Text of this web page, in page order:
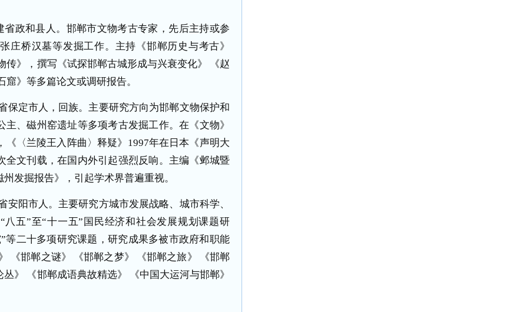
省政和县人。邯郸市文物考古专家，先后主持或参
庄桥汉墓等发掘工作。主持《邯郸历史与考古》
传》，撰写《试探邯郸古城形成与兴衰变化》 《赵
》等多篇论文或调研报告。
保定市人，回族。主要研究方向为邯郸文物保护和
、磁州窑遗址等多项考古发掘工作。在《文物》
《〈兰陵王入阵曲〉释疑》 1997年在日本《声明大
全文刊载，在国内外引起强烈反响。主编《邺城暨
发掘报告》，引起学术界普遍重视。
安阳市人。主要研究方城市发展战略、城市科学、
五”至“十一五”国民经济和社会发展规划课题研
等二十多项研究课题，研究成果多被市政府和职能
《邯郸之谜》 《邯郸之梦》 《邯郸之旅》 《邯郸
》 《邯郸成语典故精选》 《中国大运河与邯郸》